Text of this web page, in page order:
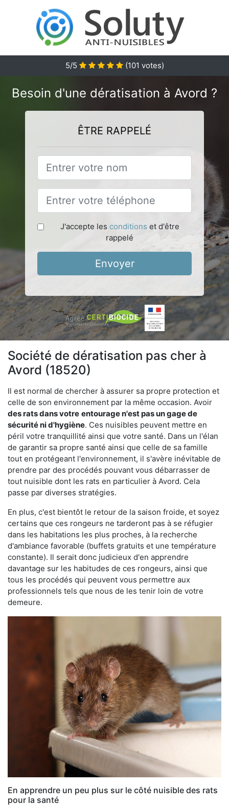
5/5 (101 votes)
Besoin d'une dératisation à Avord ?
ÊTRE RAPPELÉ
J'accepte les conditions et d'être
rappelé
Envoyer
Société de dératisation pas cher à
Avord (18520)
Il est normal de chercher à assurer sa propre protection et
celle de son environnement par la même occasion. Avoir
des rats dans votre entourage n'est pas un gage de
sécurité ni d'hygiène. Ces nuisibles peuvent mettre en
péril votre tranquillité ainsi que votre santé. Dans un l'élan
de garantir sa propre santé ainsi que celle de sa famille
tout en protégeant l'environnement, il s'avère inévitable de
prendre par des procédés pouvant vous débarrasser de
tout nuisible dont les rats en particulier à Avord. Cela
passe par diverses stratégies.
En plus, c'est bientôt le retour de la saison froide, et soyez
certains que ces rongeurs ne tarderont pas à se réfugier
dans les habitations les plus proches, à la recherche
d'ambiance favorable (buffets gratuits et une température
constante). Il serait donc judicieux d'en apprendre
davantage sur les habitudes de ces rongeurs, ainsi que
tous les procédés qui peuvent vous permettre aux
professionnels tels que nous de les tenir loin de votre
demeure.
En apprendre un peu plus sur le côté nuisible des rats
pour la santé